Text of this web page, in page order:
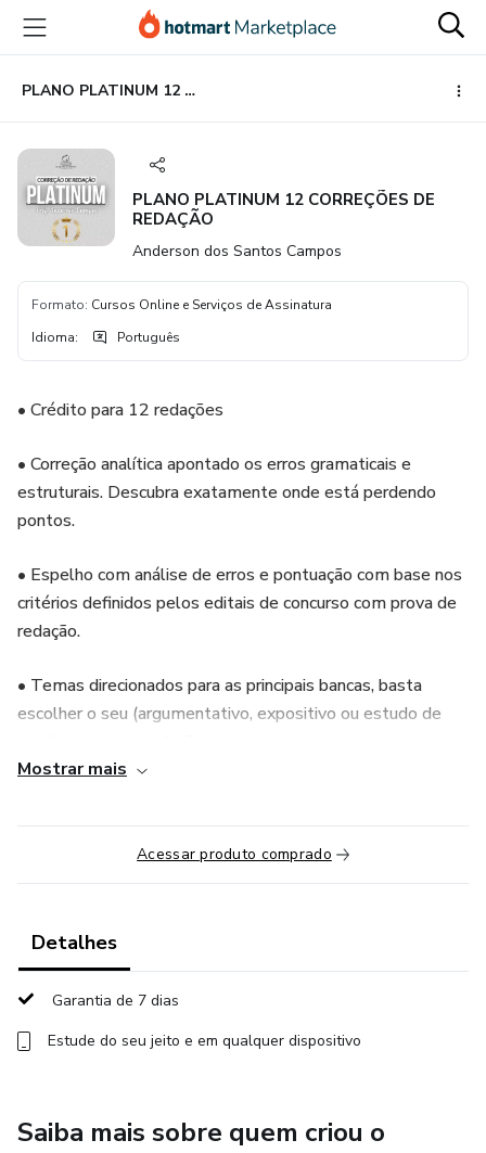
para
conteúdo
principal
para
pagamento
para
rodapé
PLANO PLATINUM 12 CORREÇÕES DE REDAÇÃO
PLANO PLATINUM 12 CORREÇÕES DE
REDAÇÃO
Anderson dos Santos Campos
Formato: Cursos Online e Serviços de Assinatura
Idioma: Português
• Crédito para 12 redações
• Correção analítica apontado os erros gramaticais e
estruturais. Descubra exatamente onde está perdendo
pontos.
• Espelho com análise de erros e pontuação com base nos
critérios definidos pelos editais de concurso com prova de
redação.
• Temas direcionados para as principais bancas, basta
escolher o seu (argumentativo, expositivo ou estudo de
• Correções até 24h.
Mostrar mais
Acessar produto comprado
Detalhes
Garantia de 7 dias
Estude do seu jeito e em qualquer dispositivo
Saiba mais sobre quem criou o